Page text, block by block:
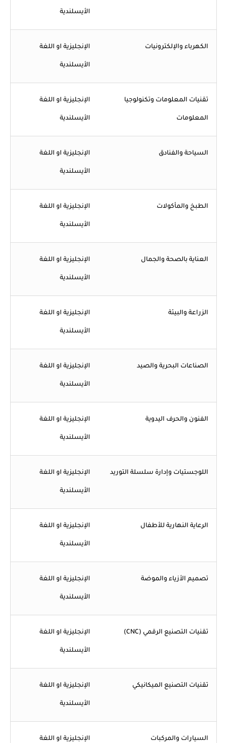
الأيسلندية
الكهرباء والإلكترونيات الإنجليزية او اللغة
الأيسلندية
تقنيات المعلومات وتكنولوجيا
المعلومات
الإنجليزية او اللغة
الأيسلندية
السياحة والفنادق الإنجليزية او اللغة
الأيسلندية
الطبخ والمأكولات الإنجليزية او اللغة
الأيسلندية
العناية بالصحة والجمال الإنجليزية او اللغة
الأيسلندية
الزراعة والبيئة الإنجليزية او اللغة
الأيسلندية
الصناعات البحرية والصيد الإنجليزية او اللغة
الأيسلندية
الفنون والحرف اليدوية الإنجليزية او اللغة
الأيسلندية
اللوجستيات وإدارة سلسلة التوريد الإنجليزية او اللغة
الأيسلندية
الرعاية النهارية للأطفال الإنجليزية او اللغة
الأيسلندية
تصميم الأزياء والموضة الإنجليزية او اللغة
الأيسلندية
تقنيات التصنيع الرقمي (CNC) الإنجليزية او اللغة
الأيسلندية
تقنيات التصنيع الميكانيكي الإنجليزية او اللغة
الأيسلندية
السيارات والمركبات الإنجليزية او اللغة